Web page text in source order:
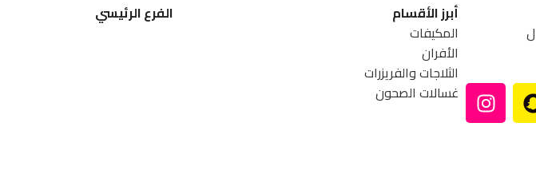
أبرز الأقسام
المكيفات
الأفران
الثلاجات والفريزرات
غسالات الصحون
الفرع الرئيسي